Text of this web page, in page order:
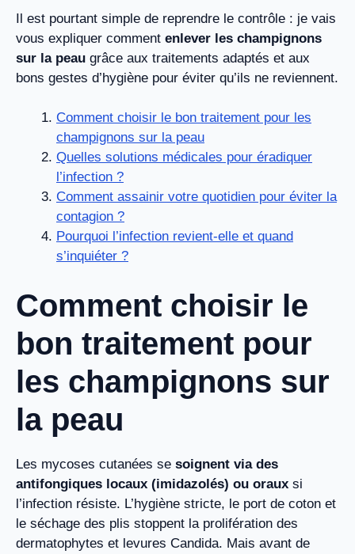
Il est pourtant simple de reprendre le contrôle : je vais
vous expliquer comment enlever les champignons
sur la peau grâce aux traitements adaptés et aux
bons gestes d’hygiène pour éviter qu’ils ne reviennent.
Comment choisir le bon traitement pour les
champignons sur la peau
Quelles solutions médicales pour éradiquer
l’infection ?
Comment assainir votre quotidien pour éviter la
contagion ?
Pourquoi l’infection revient-elle et quand
s’inquiéter ?
Comment choisir le
bon traitement pour
les champignons sur
la peau
Les mycoses cutanées se soignent via des
antifongiques locaux (imidazolés) ou oraux si
l’infection résiste. L’hygiène stricte, le port de coton et
le séchage des plis stoppent la prolifération des
dermatophytes et levures Candida. Mais avant de